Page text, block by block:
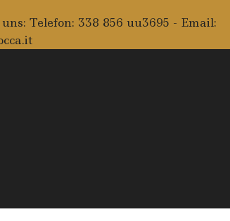
Telefon: 338 856 uu3695 - Email: